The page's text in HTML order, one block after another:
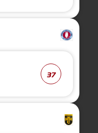
37